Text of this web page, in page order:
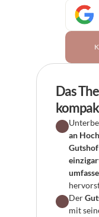
Das
an
Der
mit